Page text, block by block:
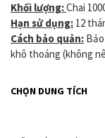
Khối lượng:Chai
Hạn sử dụng: 12
Cách bảo quản:
khô thoáng (không
CHỌN DUNG TÍCH